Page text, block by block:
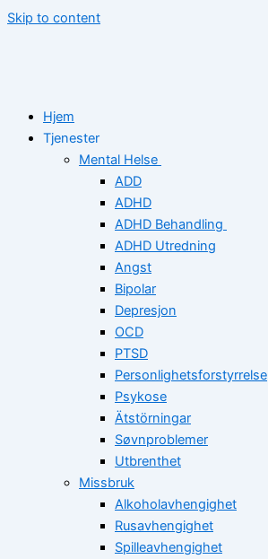
Skip to content
Hjem
Tjenester
Mental Helse
ADD
ADHD
ADHD Behandling
ADHD Utredning
Angst
Bipolar
Depresjon
OCD
PTSD
Personlighetsforstyrrelse
Psykose
Ätstörningar
Søvnproblemer
Utbrenthet
Missbruk
Alkoholavhengighet
Rusavhengighet
Spilleavhengighet